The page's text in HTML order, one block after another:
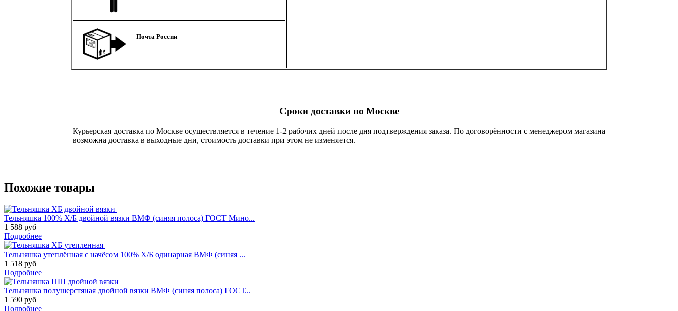
Почта России
Сроки доставки по Москве
Курьерская доставка по Москве осуществляется в течение 1-2 рабочих дней после дня подтверждения заказа. По договорённости с менеджером магазина
возможна доставка в выходные дни, стоимость доставки при этом не изменяется.
Похожие товары
Тельняшка 100% Х/Б двойной вязки ВМФ (синяя полоса) ГОСТ Мино...
1 588 руб
Подробнее
Тельняшка утеплённая с начёсом 100% Х/Б одинарная ВМФ (синяя ...
1 518 руб
Подробнее
Тельняшка полушерстяная двойной вязки ВМФ (синяя полоса) ГОСТ...
1 590 руб
Подробнее